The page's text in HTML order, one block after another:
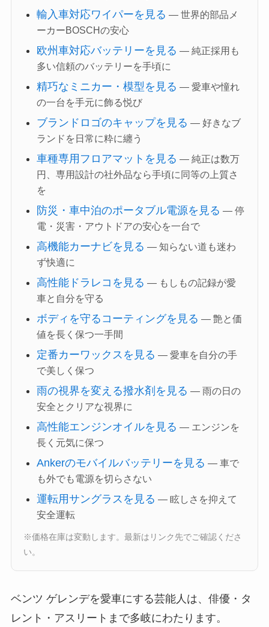
輸入車対応ワイパーを見る — 世界的部品メ
ーカーBOSCHの安心
欧州車対応バッテリーを見る — 純正採用も
多い信頼のバッテリーを手頃に
精巧なミニカー・模型を見る — 愛車や憧れ
の一台を手元に飾る悦び
ブランドロゴのキャップを見る — 好きなブ
ランドを日常に粋に纏う
車種専用フロアマットを見る — 純正は数万
円、専用設計の社外品なら手頃に同等の上質さ
を
防災・車中泊のポータブル電源を見る — 停
電・災害・アウトドアの安心を一台で
高機能カーナビを見る — 知らない道も迷わ
ず快適に
高性能ドラレコを見る — もしもの記録が愛
車と自分を守る
ボディを守るコーティングを見る — 艶と価
値を長く保つ一手間
定番カーワックスを見る — 愛車を自分の手
で美しく保つ
雨の視界を変える撥水剤を見る — 雨の日の
安全とクリアな視界に
高性能エンジンオイルを見る — エンジンを
長く元気に保つ
Ankerのモバイルバッテリーを見る — 車で
も外でも電源を切らさない
運転用サングラスを見る — 眩しさを抑えて
安全運転
※価格在庫は変動します。最新はリンク先でご確認くださ
い。
ベンツ ゲレンデを愛車にする芸能人は、俳優・タ
レント・アスリートまで多岐にわたります。